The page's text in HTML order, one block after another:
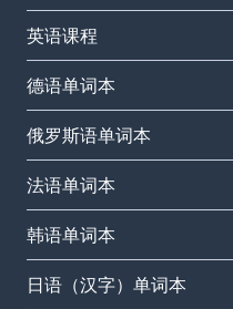
英语课程
德语单词本
俄罗斯语单词本
法语单词本
韩语单词本
日语（汉字）单词本